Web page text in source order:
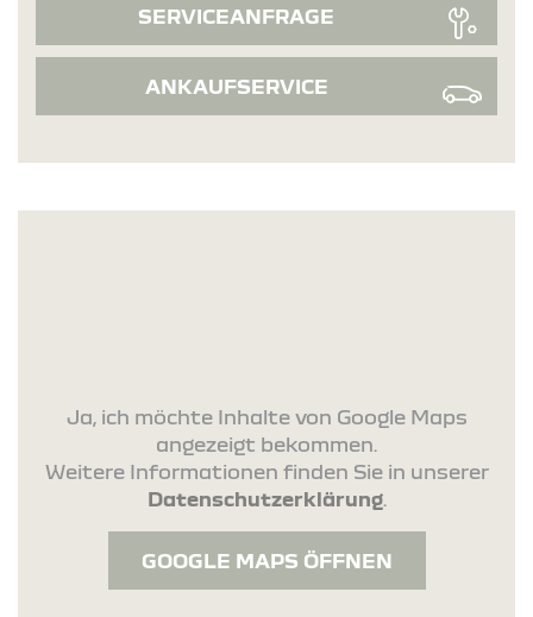
SERVICEANFRAGE
ANKAUFSERVICE
Ja, ich möchte Inhalte von Google Maps
angezeigt bekommen.
Weitere Informationen finden Sie in unserer
Datenschutzerklärung.
GOOGLE MAPS ÖFFNEN